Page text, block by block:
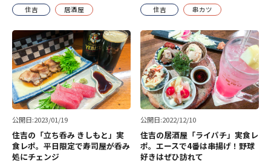
住吉 居酒屋 住吉 串カツ
公開日:2023/01/19
住吉の「立ち呑み きしもと」実
食レポ。平日限定で寿司屋が呑み
処にチェンジ
公開日:2022/12/10
住吉の居酒屋「ライパチ」実食レ
ポ。エースで4番は串揚げ！野球
好きはぜひ訪れて